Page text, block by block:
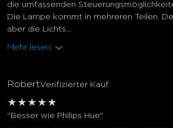
die umfassenden
Die Lampe kommt in mehreren Teilen.
aber die Lichts...
Mehr lesen
RobertVerifizierter Kauf
★ ★ ★ ★ ★
"Besser wie Philips Hue"